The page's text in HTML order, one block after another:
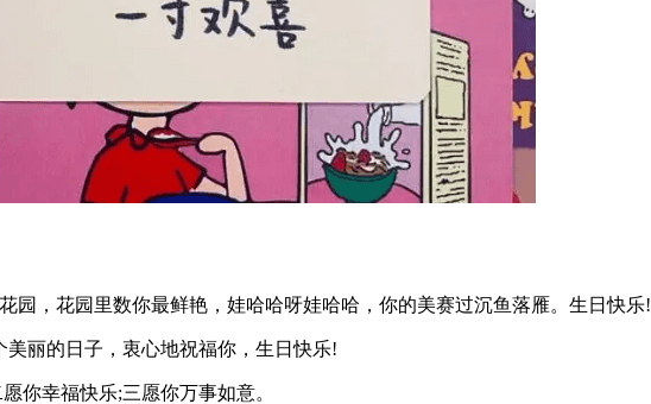
园，花园里数你最鲜艳，娃哈哈呀娃哈哈，你的美赛过沉鱼落雁。生日快乐!
丽的日子，衷心地祝福你，生日快乐!
你幸福快乐;三愿你万事如意。